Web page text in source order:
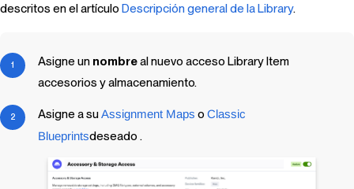
descritos en el artículo Descripción general de la Library.
Asigne un nombreal nuevo acceso Library Item
accesorios y almacenamiento.
Asigne a suAssignment Maps o Classic
Blueprintsdeseado .